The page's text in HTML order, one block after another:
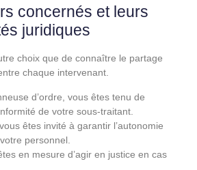
concernés et leurs
juridiques
choix que de connaître le partage
chaque intervenant.
d’ordre, vous êtes tenu de
de votre sous-traitant.
êtes invité à garantir l’autonomie
personnel.
en mesure d’agir en justice en cas